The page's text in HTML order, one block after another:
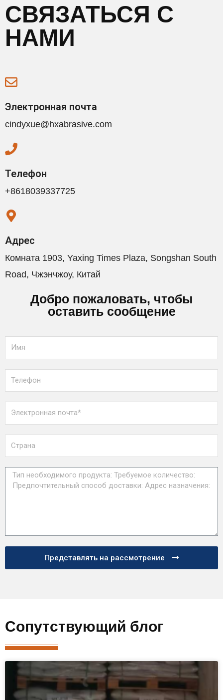
СВЯЗАТЬСЯ С
НАМИ
Электронная почта
cindyxue@hxabrasive.com
Телефон
+8618039337725
Адрес
Комната 1903, Yaxing Times Plaza, Songshan South
Road, Чжэнчжоу, Китай
Добро пожаловать, чтобы
оставить сообщение
Представлять на рассмотрение
Сопутствующий блог